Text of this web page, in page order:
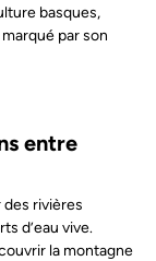
basques,
par son
entre
rivières
d’eau vive.
la montagne